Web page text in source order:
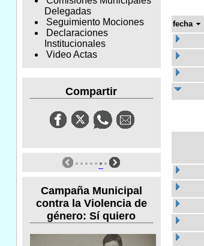
Delegadas
Seguimiento Mociones
Declaraciones
Institucionales
Video Actas
Compartir
Campaña Municipal
contra la Violencia de
género: Sí quiero
fecha